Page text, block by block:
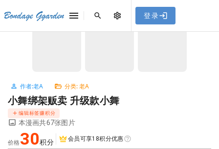
，使用遇到
问题请联系客服。
Bondage Ggarden 登录
首页 / 老A / 小舞绑架贩卖 升级款小舞
作者:老A 分类: 老A
小舞绑架贩卖 升级款小舞
编辑标签赚积分
本漫画共67张图片
价格 30积分 会员可享18积分优惠